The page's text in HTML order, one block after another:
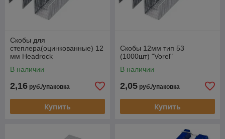
Скобы для
степлера(оцинкованные) 12
мм Headrock
В наличии
2,16 руб./упаковка
Купить
Скобы 12мм тип 53
(1000шт) "Vorel"
В наличии
2,05 руб./упаковка
Купить